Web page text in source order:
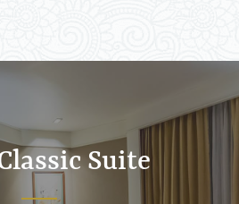
Suite
Suite